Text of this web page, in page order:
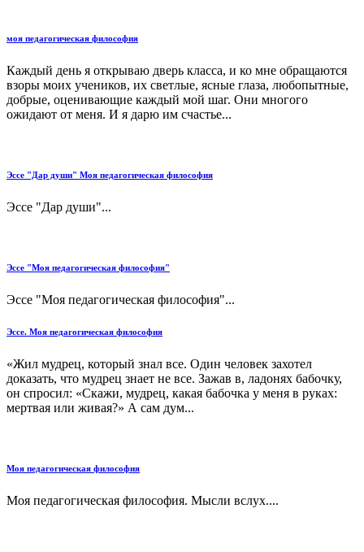
моя педагогическая философия
Каждый день я открываю дверь класса, и ко мне обращаются
взоры моих учеников, их светлые, ясные глаза, любопытные,
добрые, оценивающие каждый мой шаг. Они многого
ожидают от меня. И я дарю им счастье...
Эссе "Дар души" Моя педагогическая философия
Эссе "Дар души"...
Эссе "Моя педагогическая философия"
Эссе "Моя педагогическая философия"...
Эссе. Моя педагогическая философия
«Жил мудрец, который знал все. Один человек захотел
доказать, что мудрец знает не все. Зажав в, ладонях бабочку,
он спросил: «Скажи, мудрец, какая бабочка у меня в руках:
мертвая или живая?» А сам дум...
Моя педагогическая философия
Моя педагогическая философия. Мысли вслух....